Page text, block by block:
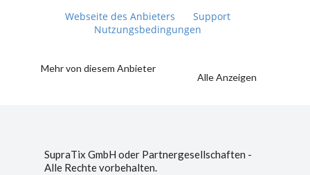
Webseite des Anbieters
Support
Nutzungsbedingungen
Mehr von diesem Anbieter
Alle Anzeigen
SupraTix GmbH oder Partnergesellschaften -
Alle Rechte vorbehalten.